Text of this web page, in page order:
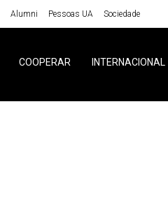
Alumni Pessoas UA Sociedade
COOPERAR INTERNACIONAL